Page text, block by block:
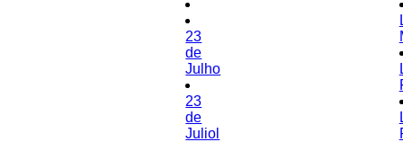
23
de
Julho
23
de
Juliol